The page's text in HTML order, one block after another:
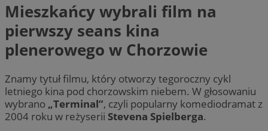
Mieszkańcy wybrali film na
pierwszy seans kina
plenerowego w Chorzowie
Znamy tytuł filmu, który otworzy tegoroczny cykl
letniego kina pod chorzowskim niebem. W głosowaniu
wybrano „Terminal”, czyli popularny komediodramat z
2004 roku w reżyserii Stevena Spielberga.